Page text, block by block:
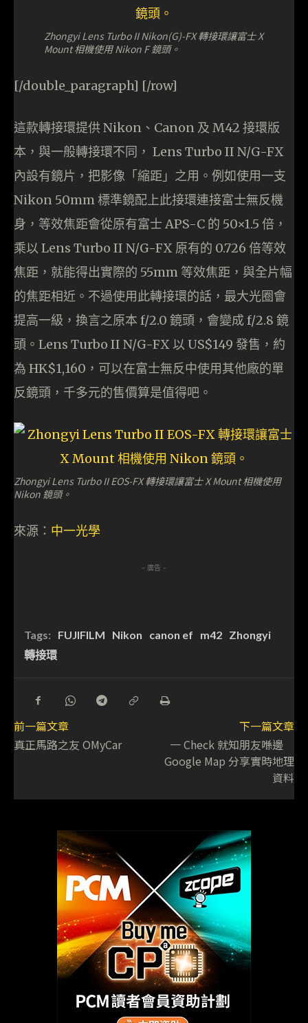
Zhongyi Lens Turbo II Nikon(G)-FX 轉接環讓富士 X
Mount 相機使用 Nikon F 鏡頭。
[/double_paragraph] [/row]
這款轉接環提供 Nikon、Canon 及 M42 接環版
本，與一般轉接環不同， Lens Turbo II N/G-FX
內設有鏡片，把影像「縮距」之用。例如使用一支
Nikon 50mm 標準鏡配上此接環連接富士無反機
身，等效焦距會從原有富士 APS-C 的 50×1.5 倍，
乘以 Lens Turbo II N/G-FX 原有的 0.726 倍等效
焦距，就能得出實際的 55mm 等效焦距，與全片幅
的焦距相近。不過使用此轉接環的話，最大光圈會
提高一級，換言之原本 f/2.0 鏡頭，會變成 f/2.8 鏡
頭。Lens Turbo II N/G-FX 以 US$149 發售，約
為 HK$1,160，可以在富士無反中使用其他廠的單
反鏡頭，千多元的售價算是值得吧。
Zhongyi Lens Turbo II EOS-FX 轉接環讓富士 X Mount 相機使用
Nikon 鏡頭。
來源： 中一光學
- 廣告 -
Tags: FUJIFILM Nikon canon ef m42 Zhongyi
轉接環
前一篇文章
真正馬路之友 OMyCar
下一篇文章
一 Check 就知朋友喺邊
Google Map 分享實時地理
資料